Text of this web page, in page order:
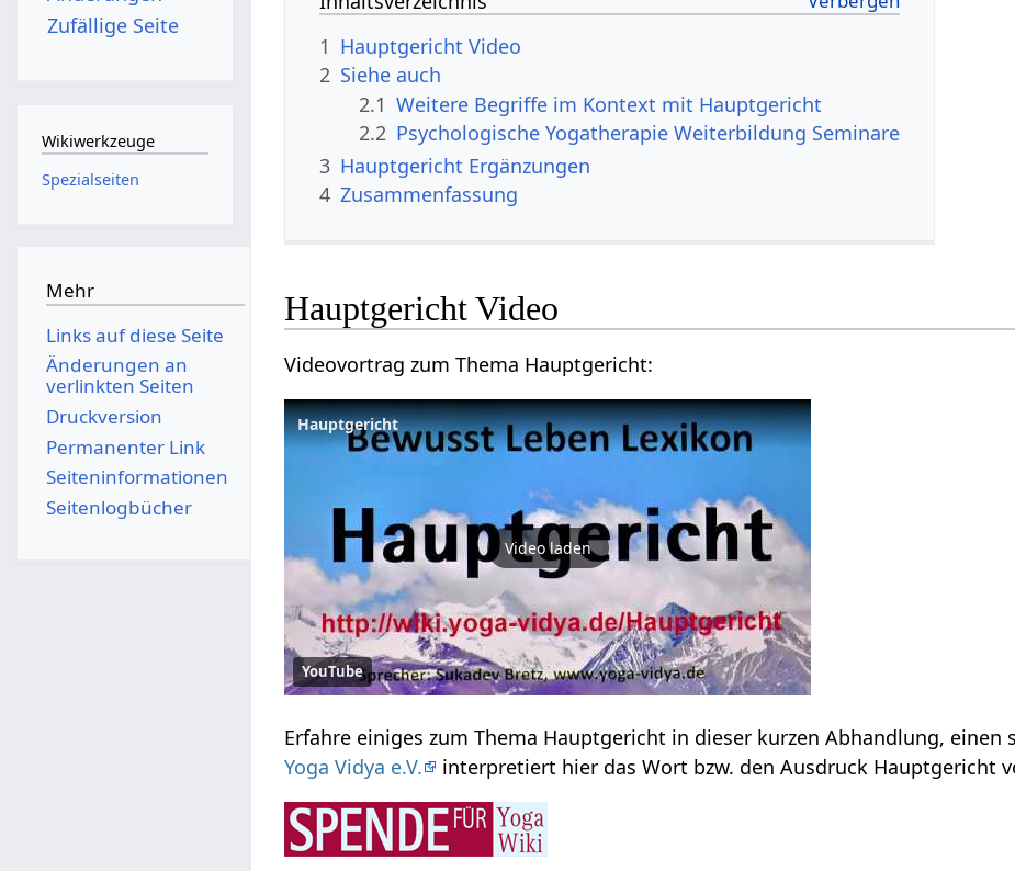
1
Hauptgericht‏‎ Video
2 Siehe auch
2.1
2.2 Psychologische Yogatherapie Weiterbildung Seminare
3
Hauptgericht‏‎ Ergänzungen
4 Zusammenfassung
Hauptgericht‏‎ Video
Videovortrag zum Thema Hauptgericht‏‎:
Hauptgericht‏‎
Video laden
YouTube
Erfahre einiges zum Thema Hauptgericht‏‎ in dieser kurzen
Yoga Vidya e.V.
Zufällige Seite
Wikiwerkzeuge
Spezialseiten
Mehr
Links auf diese Seite
Änderungen an
verlinkten Seiten
Druckversion
Permanenter Link
Seiten­­informationen
Seitenlogbücher